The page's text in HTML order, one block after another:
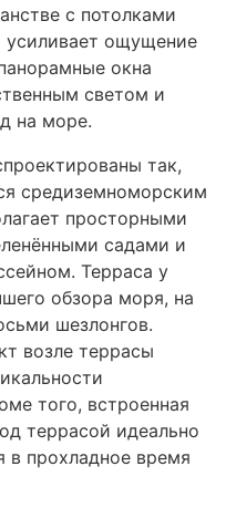
с потолками
усиливает ощущение
окна
светом и
на море.
так,
средиземноморским
просторными
садами и
Терраса у
обзора моря, на
шезлонгов.
возле террасы
того, встроенная
террасой идеально
в прохладное время